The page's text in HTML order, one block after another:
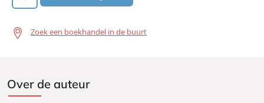
Zoek een boekhandel in de buurt
Over de auteur